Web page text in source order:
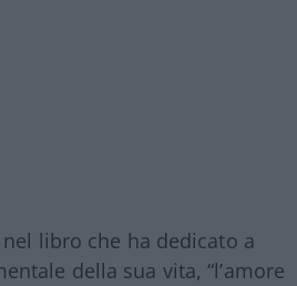
libro che ha dedicato a
della sua vita, “l’amore